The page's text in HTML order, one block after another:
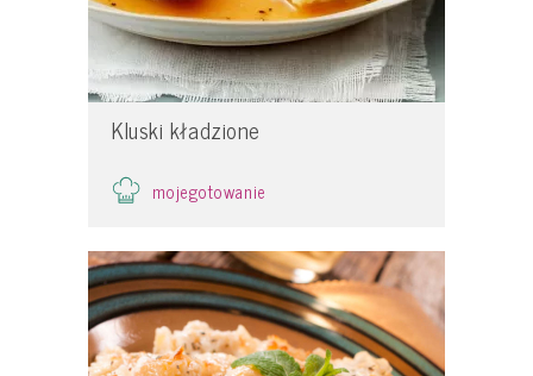
Kluski kładzione
mojegotowanie